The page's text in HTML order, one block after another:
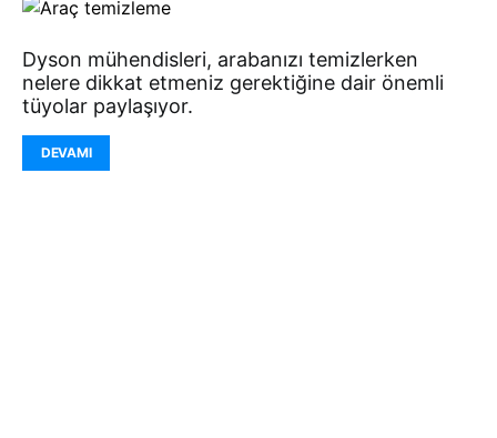
Dyson mühendisleri, arabanızı temizlerken
nelere dikkat etmeniz gerektiğine dair önemli
tüyolar paylaşıyor.
DEVAMI